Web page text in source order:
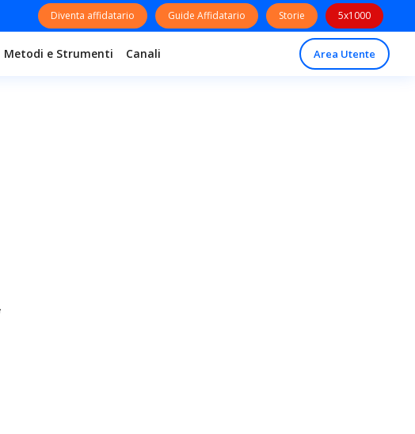
Diventa affidatario Guide Affidatario Storie 5x1000
Metodi e Strumenti Canali Area Utente